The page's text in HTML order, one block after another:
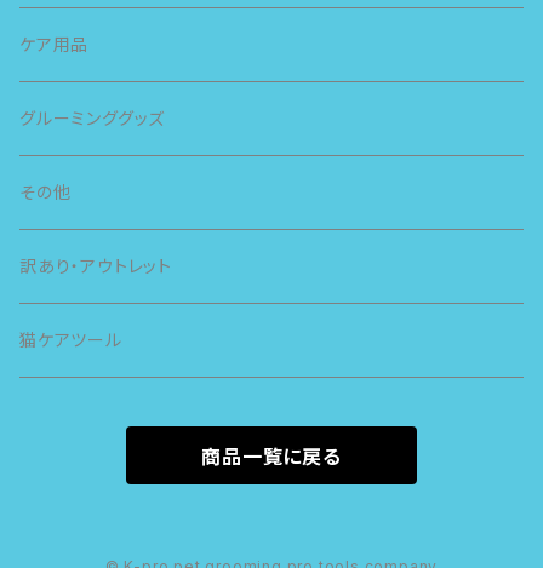
スライヴ
ケア用品
グルーミンググッズ
その他
訳あり・アウトレット
猫ケアツール
商品一覧に戻る